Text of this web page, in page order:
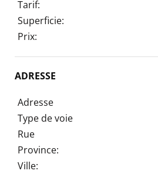
Tarif:
Superficie:
Prix:
ADRESSE
Adresse
Type de voie
Rue
Province:
Ville: